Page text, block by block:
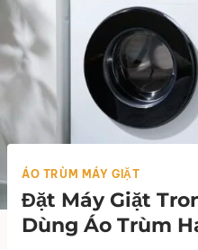
ÁO TRÙM MÁY GIẶT
Đặt Máy Giặt
Dùng Áo Trùm